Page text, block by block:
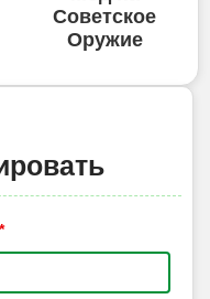
Советское
Оружие
*